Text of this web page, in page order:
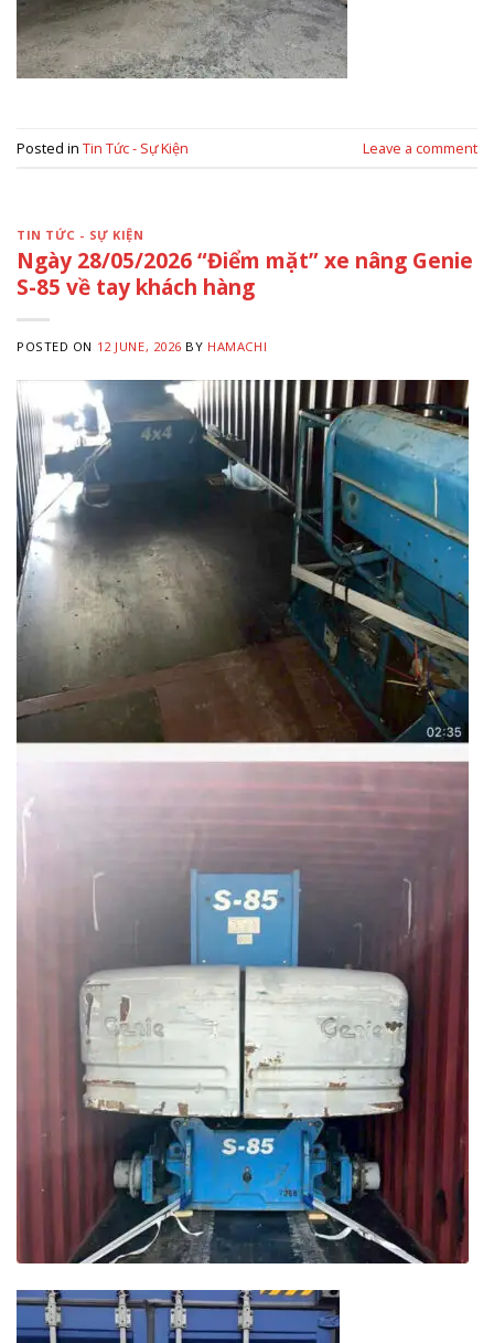
Posted in Tin Tức - Sự Kiện Leave a comment
TIN TỨC - SỰ KIỆN
Ngày 28/05/2026 “Điểm mặt” xe nâng Genie
S-85 về tay khách hàng
POSTED ON 12 JUNE, 2026 BY HAMACHI